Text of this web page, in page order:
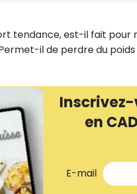
tendance, est-il fait
il de perdre du poids
Inscrivez-
en
E-mail